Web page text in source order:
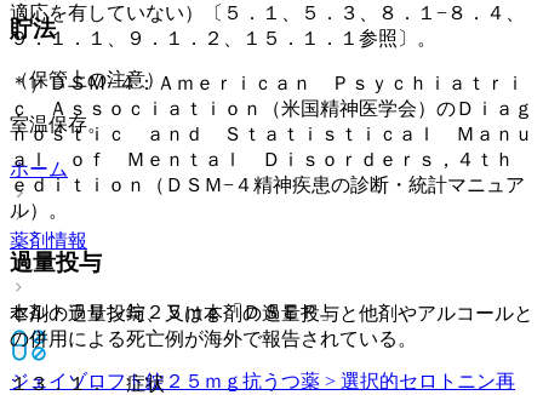
貯法
（保管上の注意）
室温保存。
ホーム
薬剤情報
セルトラリン錠２５ｍｇ「ＤＳＥＰ」
ジェイゾロフト錠２５ｍｇ 抗うつ薬 > 選択的セロトニン再
適応を有していない）〔５．１、５．３、８．１−８．４、
９．１．１、９．１．２、１５．１．１参照〕。
＊）ＤＳＭ−４：Ａｍｅｒｉｃａｎ Ｐｓｙｃｈｉａｔｒｉ
ｃ Ａｓｓｏｃｉａｔｉｏｎ（米国精神医学会）のＤｉａｇ
ｎｏｓｔｉｃ ａｎｄ Ｓｔａｔｉｓｔｉｃａｌ Ｍａｎｕ
ａｌ ｏｆ Ｍｅｎｔａｌ Ｄｉｓｏｒｄｅｒｓ，４ｔｈ
ｅｄｉｔｉｏｎ（ＤＳＭ−４精神疾患の診断・統計マニュア
ル）。
過量投与
本剤の過量投与、又は本剤の過量投与と他剤やアルコールと
の併用による死亡例が海外で報告されている。
１３．１． 症状